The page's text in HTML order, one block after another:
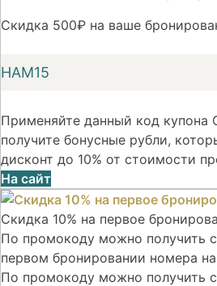
Скидка 500₽ на ваше
НАМ15
Применяйте данный код купона
получите бонусные рубли,
дисконт до 10% от стоимости
На сайт
Скидка 10% на первое
По промокоду можно получить
первом бронировании номера на
По промокоду можно получить